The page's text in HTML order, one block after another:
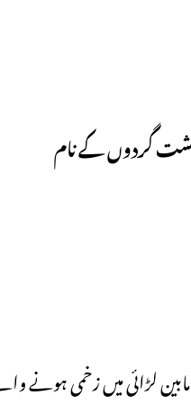
گردوں کے نام
لڑائی میں زخمی